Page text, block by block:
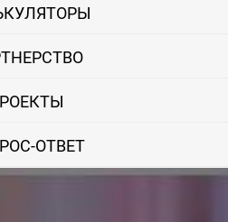
непосредственно при получении
по выставленному счету в любом
ОТВЕТ